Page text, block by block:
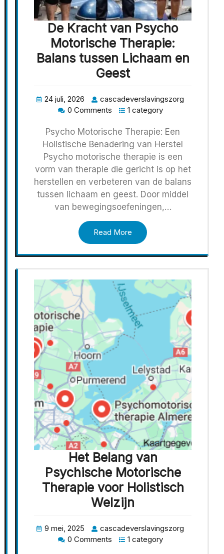
De Kracht van Psycho
Motorische Therapie:
Balans tussen Lichaam en
Geest
24 juli, 2026
cascadeverslavingszorg
0 Comments
1 category
Psycho Motorische Therapie: Een
Holistische Benadering van Herstel
Psycho motorische therapie is een
vorm van therapie die gericht is op het
herstellen en verbeteren van de balans
tussen lichaam en geest. Door middel
van bewegingsoefeningen,…
Read More
Het Belang van
Psychische Motorische
Therapie voor Holistisch
Welzijn
9 mei, 2025
cascadeverslavingszorg
0 Comments
1 category